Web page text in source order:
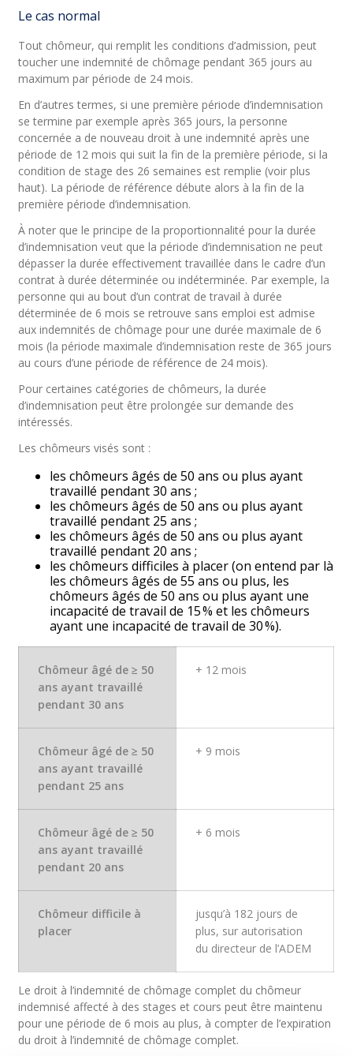
Le cas normal
Tout chômeur, qui remplit les conditions d’admission, peut
toucher une indemnité de chômage pendant 365 jours au
maximum par période de 24 mois.
En d’autres termes, si une première période d’indemnisation
se termine par exemple après 365 jours, la personne
concernée a de nouveau droit à une indemnité après une
période de 12 mois qui suit la fin de la première période, si la
condition de stage des 26 semaines est remplie (voir plus
haut). La période de référence débute alors à la fin de la
première période d’indemnisation.
À noter que le principe de la proportionnalité pour la durée
d’indemnisation veut que la période d’indemnisation ne peut
dépasser la durée effectivement travaillée dans le cadre d’un
contrat à durée déterminée ou indéterminée. Par exemple, la
personne qui au bout d’un contrat de travail à durée
déterminée de 6 mois se retrouve sans emploi est admise
aux indemnités de chômage pour une durée maximale de 6
mois (la période maximale d’indemnisation reste de 365 jours
au cours d’une période de référence de 24 mois).
Pour certaines catégories de chômeurs, la durée
d’indemnisation peut être prolongée sur demande des
intéressés.
Les chômeurs visés sont :
les chômeurs âgés de 50 ans ou plus ayant
travaillé pendant 30 ans ;
les chômeurs âgés de 50 ans ou plus ayant
travaillé pendant 25 ans ;
les chômeurs âgés de 50 ans ou plus ayant
travaillé pendant 20 ans ;
les chômeurs difficiles à placer (on entend par là
les chômeurs âgés de 55 ans ou plus, les
chômeurs âgés de 50 ans ou plus ayant une
incapacité de travail de 15 % et les chômeurs
ayant une incapacité de travail de 30 %).
Chômeur âgé de ≥ 50
ans ayant travaillé
pendant 30 ans
+ 12 mois
Chômeur âgé de≥ 50
ans ayant travaillé
pendant 25 ans
+ 9 mois
Chômeur âgé de≥ 50
ans ayant travaillé
pendant 20 ans
+ 6 mois
Chômeur difficile à
placer
jusqu’à 182 jours de
plus, sur autorisation
du directeur de l’ADEM
Le droit à l’indemnité de chômage complet du chômeur
indemnisé affecté à des stages et cours peut être maintenu
pour une période de 6 mois au plus, à compter de l’expiration
du droit à l’indemnité de chômage complet.